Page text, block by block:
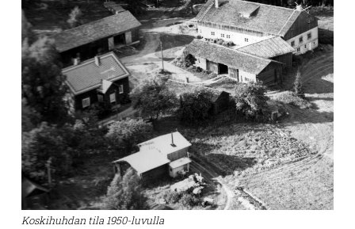
Koskihuhdan tila 1950-luvulla